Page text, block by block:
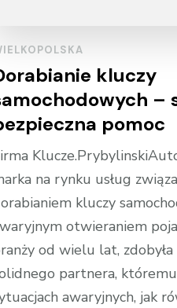
kluczy
–
pomoc
na rynku usług
kluczy
otwieraniem
od wielu lat,
partnera,
awaryjnych, jak